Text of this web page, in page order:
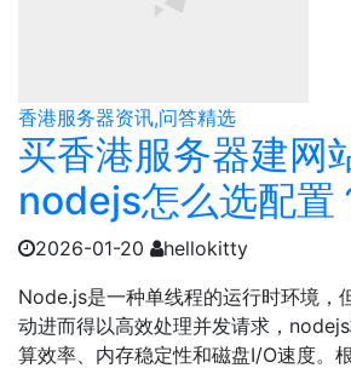
香港服务器资讯,问答精选
买香港服务器建网
nodejs怎么选配置
2026-01-20
hellokitty
Node.js是一种单线程的运行时环境，
动进而得以高效处理并发请求，
算效率、内存稳定性和磁盘I/O速度。